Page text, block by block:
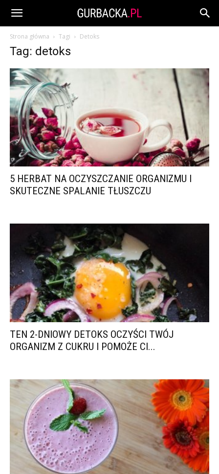
Strona główna Tagi Detoks
Tag: detoks
5 HERBAT NA OCZYSZCZANIE ORGANIZMU I
SKUTECZNE SPALANIE TŁUSZCZU
TEN 2-DNIOWY DETOKS OCZYŚCI TWÓJ
ORGANIZM Z CUKRU I POMOŻE CI...